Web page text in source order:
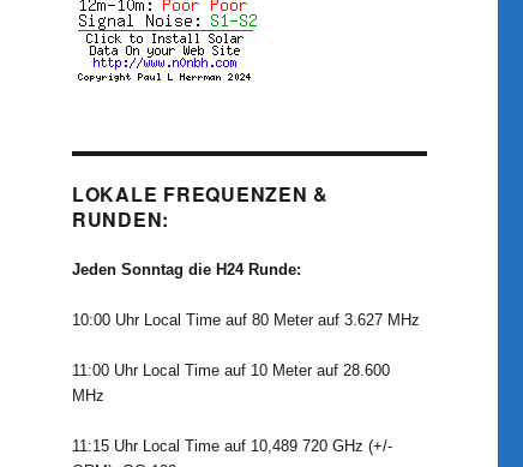
LOKALE FREQUENZEN &
RUNDEN:
Jeden Sonntag die H24 Runde:
10:00 Uhr Local Time auf 80 Meter auf 3.627 MHz
11:00 Uhr Local Time auf 10 Meter auf 28.600
MHz
11:15 Uhr Local Time auf 10,489 720 GHz (+/-